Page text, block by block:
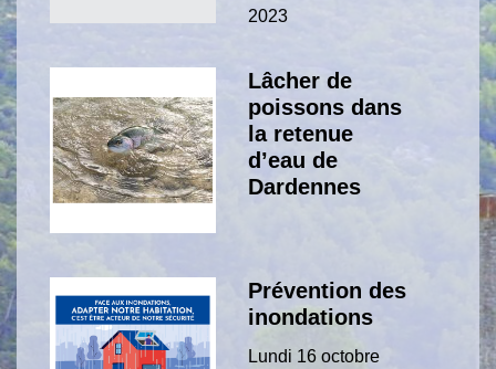
2023
Lâcher de
poissons dans
la retenue
d’eau de
Dardennes
Prévention des
inondations
Lundi 16 octobre